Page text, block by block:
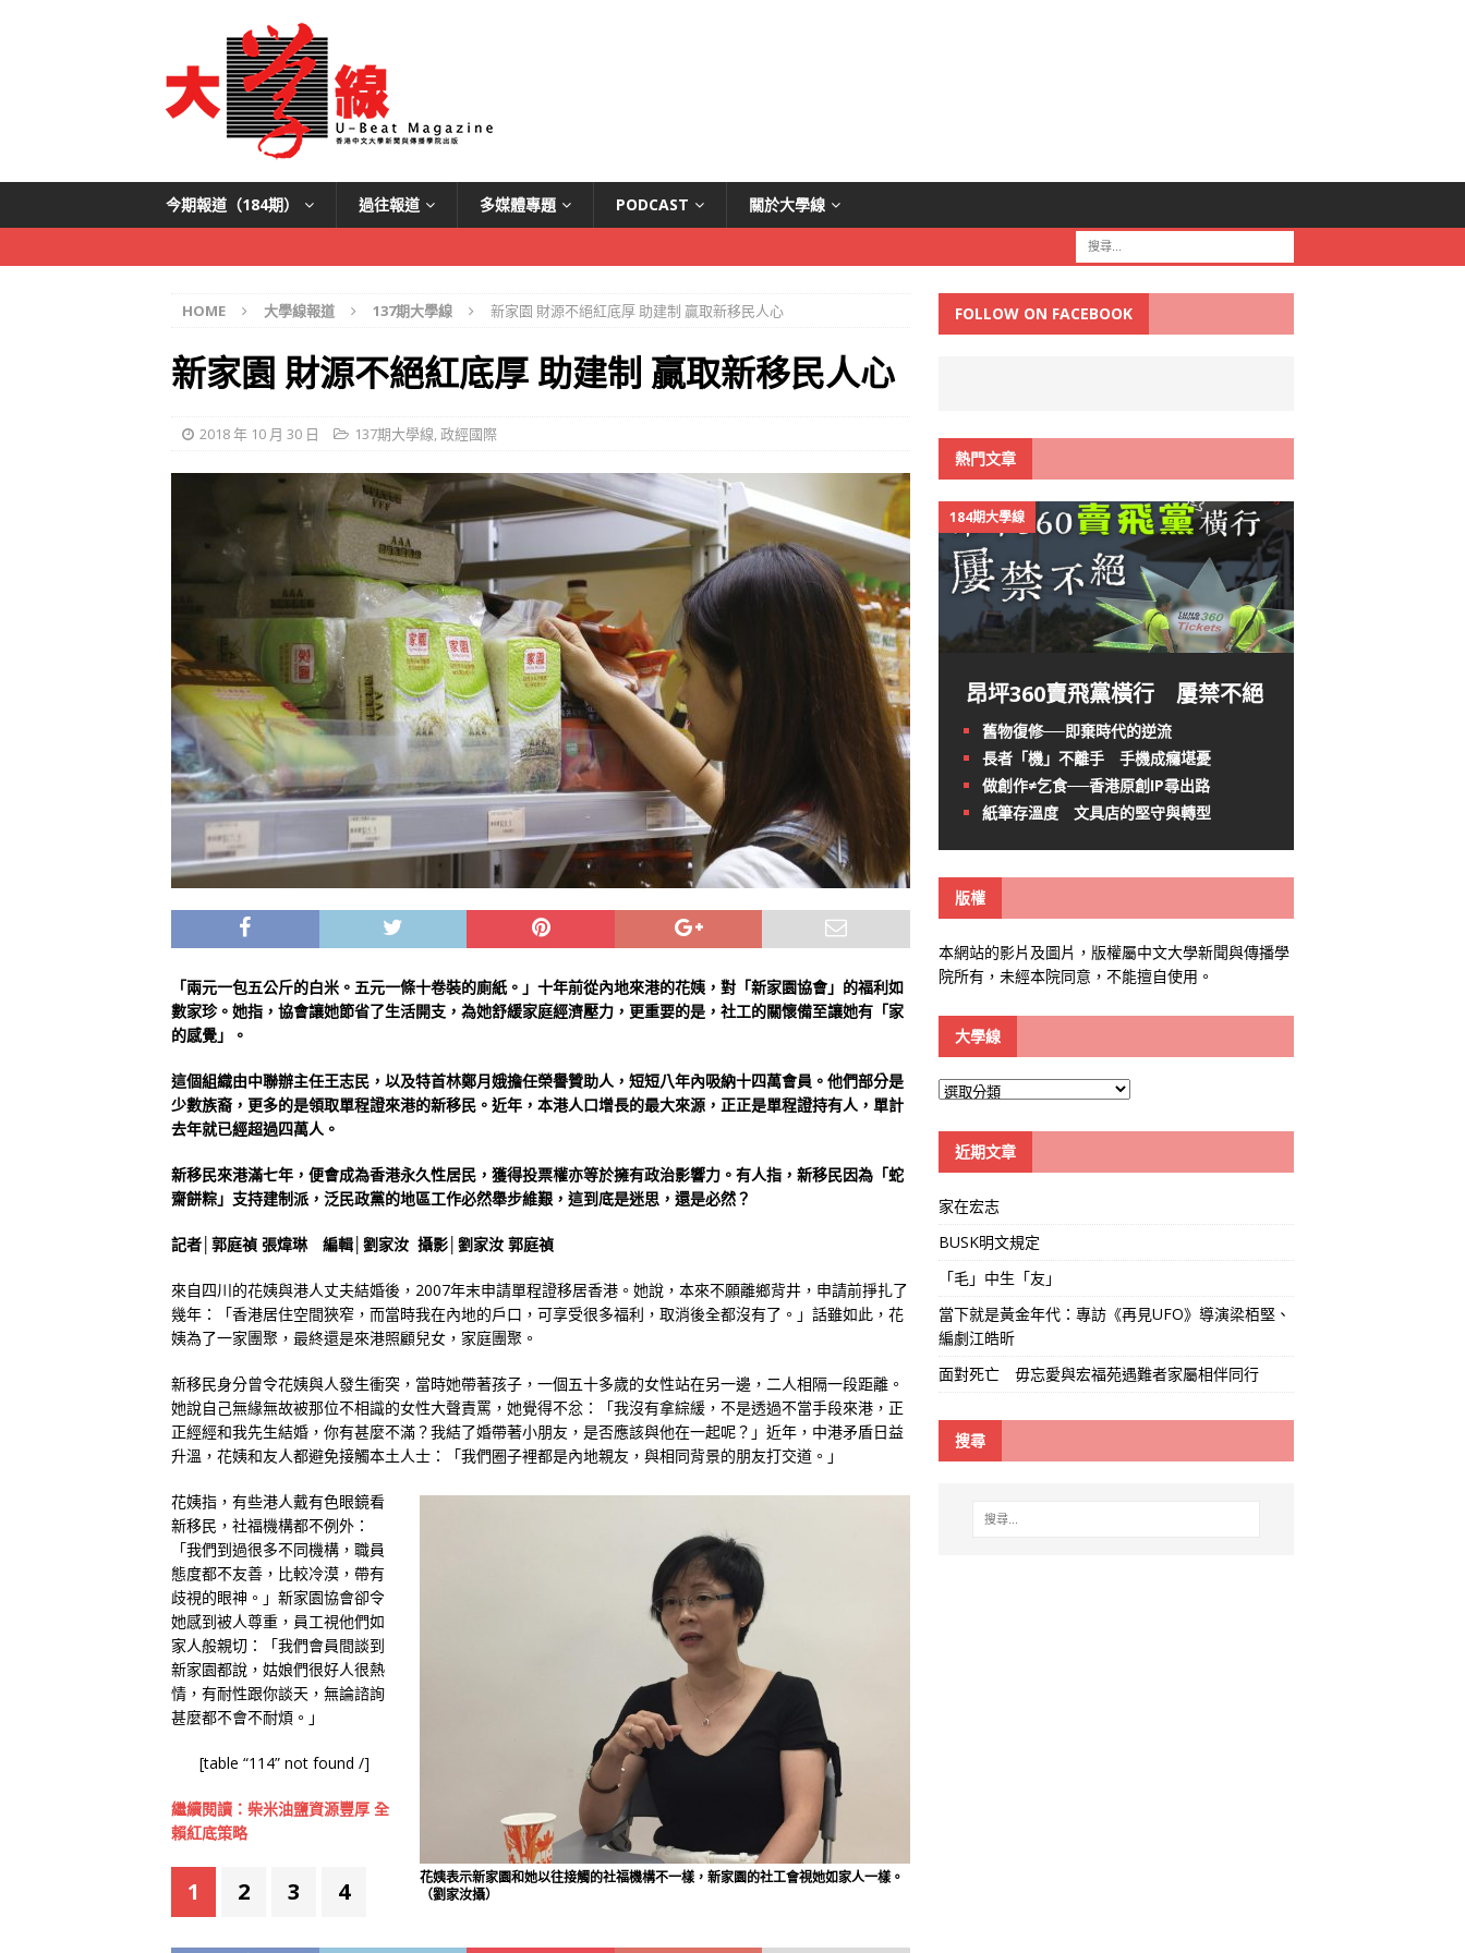
今期報道（184期） 過往報道 多媒體專題 PODCAST 關於大學線
HOME 大學線報道 137期大學線 新家園 財源不絕紅底厚 助建制 贏取新移民人心
新家園 財源不絕紅底厚 助建制 贏取新移民人心
2018 年 10 月 30 日 137期大學線,政經國際
「兩元一包五公斤的白米。五元一條十卷裝的廁紙。」十年前從內地來港的花姨，對「新家園協會」的福利如
數家珍。她指，協會讓她節省了生活開支，為她舒緩家庭經濟壓力，更重要的是，社工的關懷備至讓她有「家
的感覺」。
這個組織由中聯辦主任王志民，以及特首林鄭月娥擔任榮譽贊助人，短短八年內吸納十四萬會員。他們部分是
少數族裔，更多的是領取單程證來港的新移民。近年，本港人口增長的最大來源，正正是單程證持有人，單計
去年就已經超過四萬人。
新移民來港滿七年，便會成為香港永久性居民，獲得投票權亦等於擁有政治影響力。有人指，新移民因為「蛇
齋餅粽」支持建制派，泛民政黨的地區工作必然舉步維艱，這到底是迷思，還是必然？
記者│郭庭禎 張煒琳 編輯│劉家汝 攝影│劉家汝 郭庭禎
來自四川的花姨與港人丈夫結婚後，2007年末申請單程證移居香港。她說，本來不願離鄉背井，申請前掙扎了
幾年：「香港居住空間狹窄，而當時我在內地的戶口，可享受很多福利，取消後全都沒有了。」話雖如此，花
姨為了一家團聚，最終還是來港照顧兒女，家庭團聚。
新移民身分曾令花姨與人發生衝突，當時她帶著孩子，一個五十多歲的女性站在另一邊，二人相隔一段距離。
她說自己無緣無故被那位不相識的女性大聲責罵，她覺得不忿：「我沒有拿綜緩，不是透過不當手段來港，正
正經經和我先生結婚，你有甚麼不滿？我結了婚帶著小朋友，是否應該與他在一起呢？」近年，中港矛盾日益
升溫，花姨和友人都避免接觸本土人士：「我們圈子裡都是內地親友，與相同背景的朋友打交道。」
花姨表示新家園和她以往接觸的社福機構不一樣，新家園的社工會視她如家人一樣。
（劉家汝攝）
花姨指，有些港人戴有色眼鏡看
新移民，社福機構都不例外：
「我們到過很多不同機構，職員
態度都不友善，比較冷漠，帶有
歧視的眼神。」新家園協會卻令
她感到被人尊重，員工視他們如
家人般親切：「我們會員間談到
新家園都說，姑娘們很好人很熱
情，有耐性跟你談天，無論諮詢
甚麼都不會不耐煩。」
[table “114” not found /]
繼續閱讀：柴米油鹽資源豐厚 全
賴紅底策略
1 2 3 4
FOLLOW ON FACEBOOK
熱門文章
184期大學線
昂坪360賣飛黨橫行 屢禁不絕
舊物復修──即棄時代的逆流
長者「機」不離手 手機成癮堪憂
做創作≠乞食──香港原創IP尋出路
紙筆存溫度 文具店的堅守與轉型
版權
本網站的影片及圖片，版權屬中文大學新聞與傳播學
院所有，未經本院同意，不能擅自使用。
大學線
大
線
近期文章
家在宏志
BUSK明文規定
「毛」中生「友」
當下就是黃金年代：專訪《再見UFO》導演梁栢堅、
編劇江皓昕
面對死亡 毋忘愛與宏福苑遇難者家屬相伴同行
搜尋